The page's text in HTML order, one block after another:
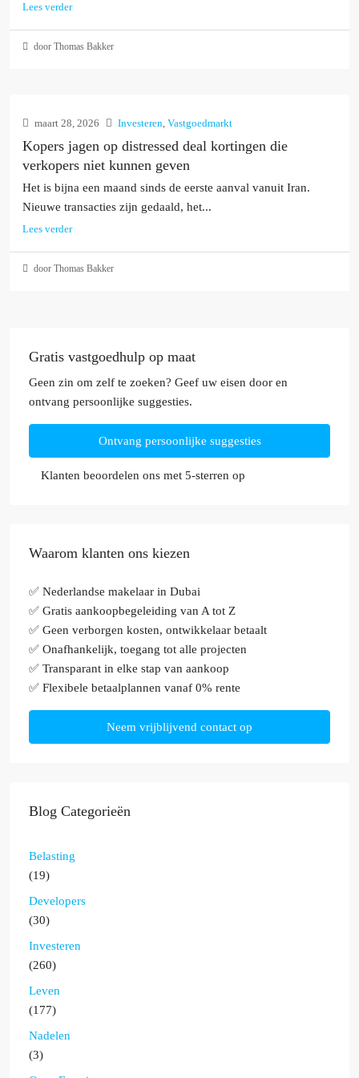
Lees verder
door Thomas Bakker
maart 28, 2026 Investeren, Vastgoedmarkt
Kopers jagen op distressed deal kortingen die
verkopers niet kunnen geven
Het is bijna een maand sinds de eerste aanval vanuit Iran.
Nieuwe transacties zijn gedaald, het...
Lees verder
door Thomas Bakker
Gratis vastgoedhulp op maat
Geen zin om zelf te zoeken? Geef uw eisen door en
ontvang persoonlijke suggesties.
Ontvang persoonlijke suggesties
Klanten beoordelen ons met 5-sterren op
Waarom klanten ons kiezen
✅ Nederlandse makelaar in Dubai
✅ Gratis aankoopbegeleiding van A tot Z
✅ Geen verborgen kosten, ontwikkelaar betaalt
✅ Onafhankelijk, toegang tot alle projecten
✅ Transparant in elke stap van aankoop
✅ Flexibele betaalplannen vanaf 0% rente
Neem vrijblijvend contact op
Blog Categorieën
Belasting
(19)
Developers
(30)
Investeren
(260)
Leven
(177)
Nadelen
(3)